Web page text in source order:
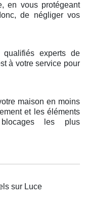
en vous protégeant
de négliger vos
qualifiés experts de
à votre service pour
maison en moins
et les éléments
les plus
sur Luce